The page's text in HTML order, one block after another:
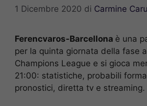
1 Dicembre 2020 di Carmine
Ferencvaros-Barcellona è una
per la quinta giornata della fase
Champions League e si gioca
21:00: statistiche, probabili
pronostici, diretta tv e streaming.